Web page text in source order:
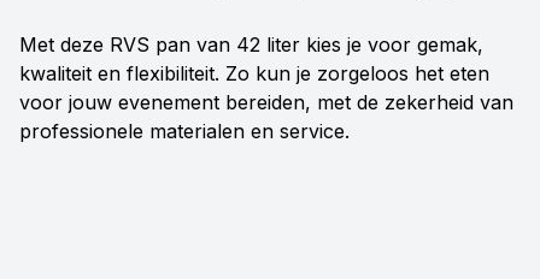
Met deze RVS pan van 42 liter kies je voor gemak,
kwaliteit en flexibiliteit. Zo kun je zorgeloos het eten
voor jouw evenement bereiden, met de zekerheid van
professionele materialen en service.